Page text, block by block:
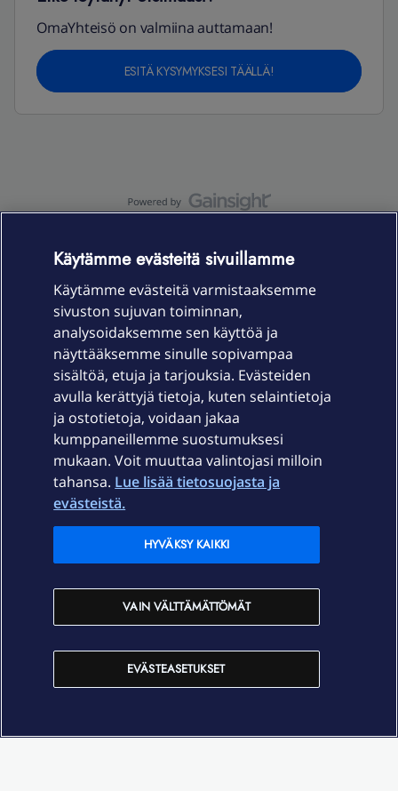
OmaYhteisö on valmiina auttamaan!
ESITÄ KYSYMYKSESI TÄÄLLÄ!
Laitteet & liittymät
Palvelut
Ajankohtaista
Elisa Oyj
In English
Käytämme evästeitä sivuillamme
Käytämme evästeitä varmistaaksemme
sivuston sujuvan toiminnan,
analysoidaksemme sen käyttöä ja
näyttääksemme sinulle sopivampaa
sisältöä, etuja ja tarjouksia. Evästeiden
avulla kerättyjä tietoja, kuten selaintietoja
ja ostotietoja, voidaan jakaa
kumppaneillemme suostumuksesi
mukaan. Voit muuttaa valintojasi milloin
tahansa. Lue lisää tietosuojasta ja
evästeistä.
EVÄSTEASETUKSET
VAIN VÄLTTÄMÄTTÖMÄT
HYVÄKSY KAIKKI